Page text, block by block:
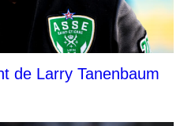
de Larry Tanenbaum